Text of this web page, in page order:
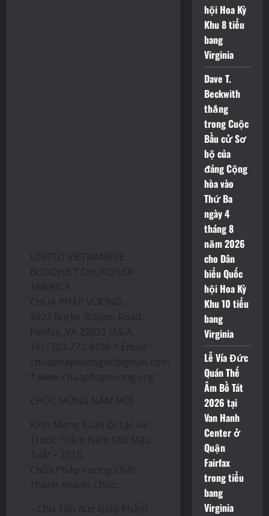
UNITED VIETNAMESE
BUDDHIST CHURCH OF
AMERICA
CHÙA PHÁP VƯƠNG
4522 Burke Station Road.
Fairfax, VA 22032 U.S.A.
Tel.: 703-272-8108 * Email:
chuaphapvuongdc@gmail.com
* www.chuaphapvuong.org
CHÚC MỪNG NĂM MỚI
Kính Mừng Xuân Di Lặc và
Trước Thềm Năm Mới Mậu
Tuất – 2018,
Chùa Pháp Vương Chân
Thành Khánh Chúc:
– Chư Tôn đức Giáo Phẩm
hội Hoa Kỳ
Khu 8 tiểu
bang
Virginia
Dave T.
Beckwith
thắng
trong Cuộc
Bầu cử Sơ
bộ của
đảng Cộng
hòa vào
Thứ Ba
ngày 4
tháng 8
năm 2026
cho Dân
biểu Quốc
hội Hoa Kỳ
Khu 10 tiểu
bang
Virginia
Lễ Vía Đức
Quán Thế
Âm Bồ Tát
2026 tại
Van Hanh
Center ở
Quận
Fairfax
trong tiểu
bang
Virginia